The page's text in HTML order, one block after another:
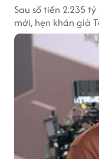
Sau số tiền 2.235
mới, hẹn khán giả